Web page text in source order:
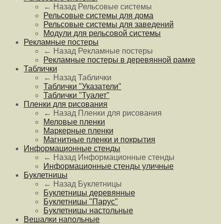
← Назад Рельсовые системы
Рельсовые системы для дома
Рельсовые системы для заведений
Модули для рельсовой системы
Рекламные постеры
← Назад Рекламные постеры
Рекламные постеры в деревянной рамке
Таблички
← Назад Таблички
Таблички "Указатели"
Таблички "Туалет"
Пленки для рисования
← Назад Пленки для рисования
Меловые пленки
Маркерные пленки
Магнитные пленки и покрытия
Информационные стенды
← Назад Информационные стенды
Информационные стенды уличные
Буклетницы
← Назад Буклетницы
Буклетницы деревянные
Буклетницы "Парус"
Буклетницы настольные
Вешалки напольные